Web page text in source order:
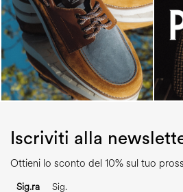
Iscriviti alla
Ottieni lo sconto del 10% sul tuo
Sig.ra Sig.